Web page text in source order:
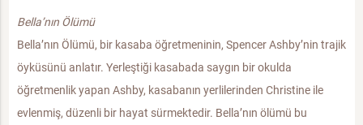
Bella’nın Ölümü
Bella’nın Ölümü, bir kasaba öğretmeninin, Spencer Ashby’nin trajik
öyküsünü anlatır. Yerleştiği kasabada saygın bir okulda
öğretmenlik yapan Ashby, kasabanın yerlilerinden Christine ile
evlenmiş, düzenli bir hayat sürmektedir. Bella’nın ölümü bu